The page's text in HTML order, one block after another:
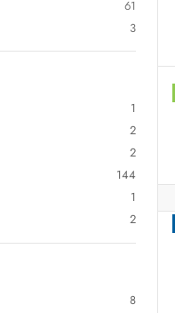
61
3
1
2
2
144
1
2
8